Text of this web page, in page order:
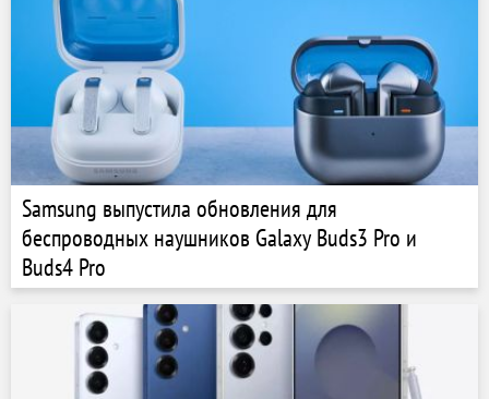
Samsung выпустила обновления для
беспроводных наушников Galaxy Buds3 Pro и
Buds4 Pro